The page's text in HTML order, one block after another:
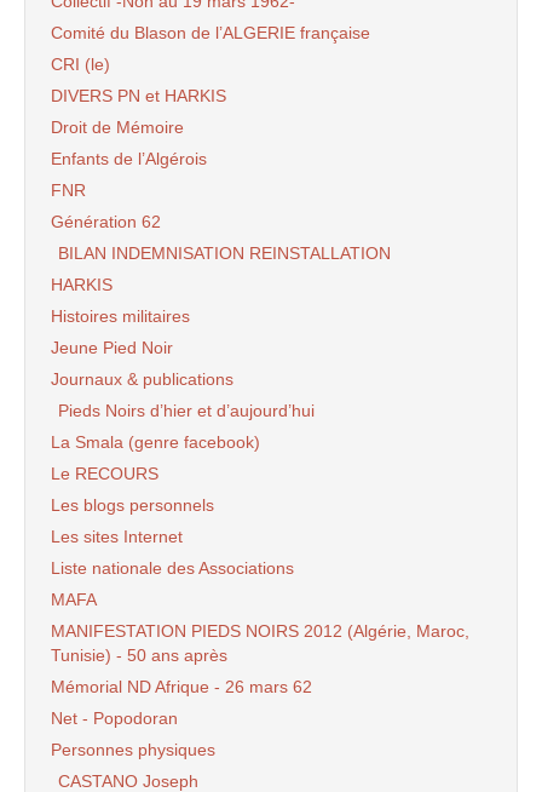
Comité du Blason de l’ALGERIE française
CRI (le)
DIVERS PN et HARKIS
Droit de Mémoire
Enfants de l’Algérois
FNR
Génération 62
BILAN INDEMNISATION REINSTALLATION
HARKIS
Histoires militaires
Jeune Pied Noir
Journaux & publications
Pieds Noirs d’hier et d’aujourd’hui
La Smala (genre facebook)
Le RECOURS
Les blogs personnels
Les sites Internet
Liste nationale des Associations
MAFA
MANIFESTATION PIEDS NOIRS 2012 (Algérie, Maroc,
Tunisie) - 50 ans après
Mémorial ND Afrique - 26 mars 62
Net - Popodoran
Personnes physiques
CASTANO Joseph